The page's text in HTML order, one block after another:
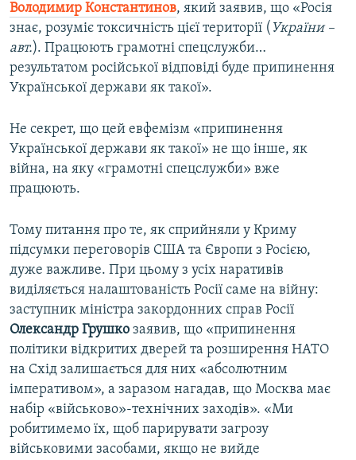
Володимир Константинов, який заявив, що «Росія
знає, розуміє токсичність цієї території ( України –
авт.). Працюють грамотні спецслужби…
результатом російської відповіді буде припинення
Української держави як такої».
Не секрет, що цей евфемізм «припинення
Української держави як такої» не що інше, як
війна, на яку «грамотні спецслужби» вже
працюють.
Тому питання про те, як сприйняли у Криму
підсумки переговорів США та Європи з Росією,
дуже важливе. При цьому з усіх наративів
виділяється налаштованість Росії саме на війну:
заступник міністра закордонних справ Росії
Олександр Грушко заявив, що «припинення
політики відкритих дверей та розширення НАТО
на Схід залишається для них «абсолютним
імперативом», а заразом нагадав, що Москва має
набір «військово»-технічних заходів». «Ми
робитимемо їх, щоб парирувати загрозу
військовими засобами, якщо не вийде